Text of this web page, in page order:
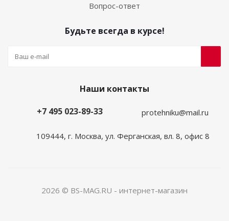
Вопрос-ответ
Будьте всегда в курсе!
Наши контакты
+7 495 023-89-33
protehniku@mail.ru
109444, г. Москва, ул. Ферганская, вл. 8, офис 8
2026 © BS-MAG.RU - интернет-магазин